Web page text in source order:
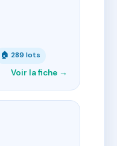
🏠 289 lots
Voir la fiche →